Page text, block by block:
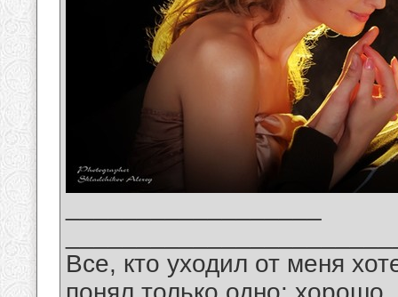
Все, кто уходил от меня